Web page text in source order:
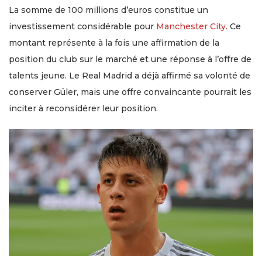
La somme de 100 millions d’euros constitue un
investissement considérable pour Manchester City. Ce
montant représente à la fois une affirmation de la
position du club sur le marché et une réponse à l’offre de
talents jeune. Le Real Madrid a déjà affirmé sa volonté de
conserver Güler, mais une offre convaincante pourrait les
inciter à reconsidérer leur position.